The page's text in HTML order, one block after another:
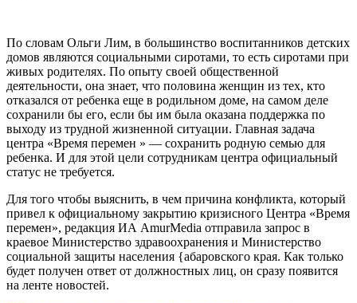
По словам Ольги Лим, в большинство воспитанников детских
домов являются социальными сиротами, то есть сиротами при
живых родителях. По опыту своей общественной
деятельности, она знает, что половина женщин из тех, кто
отказался от ребенка еще в родильном доме, на самом деле
сохранили бы его, если бы им была оказана поддержка по
выходу из трудной жизненной ситуации. Главная задача
центра «Время перемен » — сохранить родную семью для
ребенка. И для этой цели сотрудникам центра официальный
статус не требуется.
Для того чтобы выяснить, в чем причина конфликта, который
привел к официальному закрытию кризисного Центра «Время
перемен», редакция ИА АmurMedia отправила запрос в
краевое Министерство здравоохранения и Министерство
социальной защиты населения {абаровского края. Как только
будет получен ответ от должностных лиц, он сразу появится
на ленте новостей.